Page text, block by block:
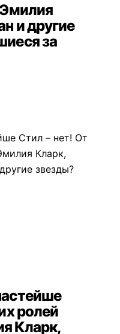
и другие
за
ролей
Кларк,